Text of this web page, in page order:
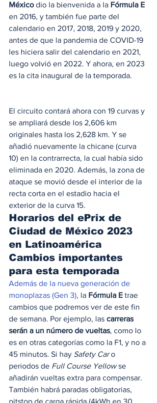
México dio la bienvenida a la Fórmula E
en 2016, y también fue parte del
calendario en 2017, 2018, 2019 y 2020,
antes de que la pandemia de COVID-19
les hiciera salir del calendario en 2021,
luego volvió en 2022. Y ahora, en 2023
es la cita inaugural de la temporada.
El circuito contará ahora con 19 curvas y
se ampliará desde los 2,606 km
originales hasta los 2,628 km. Y se
añadió nuevamente la chicane (curva
10) en la contrarrecta, la cual había sido
eliminada en 2020. Además, la zona de
ataque se movió desde el interior de la
recta corta en el estadio hacia el
exterior de la curva 15.
Horarios del ePrix de
Ciudad de México 2023
en Latinoamérica
Cambios importantes
para esta temporada
Además de la nueva generación de
monoplazas (Gen 3), la Fórmula E trae
cambios que podremos ver de este fin
de semana. Por ejemplo, las carreras
serán a un número de vueltas, como lo
es en otras categorías como la F1, y no a
45 minutos. Si hay Safety Car o
periodos de Full Course Yellow se
añadirán vueltas extra para compensar.
También habrá paradas obligatorias,
pitstop de carga rápida (4kWh en 30